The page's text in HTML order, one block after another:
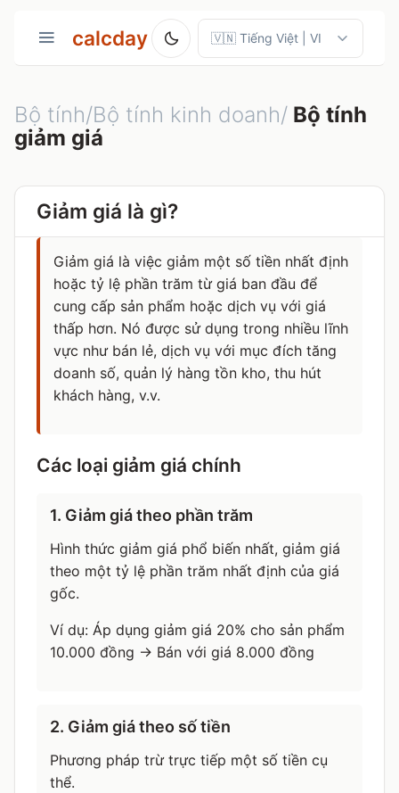
calcday
Bộ tính/Bộ tính kinh doanh/ Bộ tính
giảm giá
Giảm giá là gì?
Giảm giá là việc giảm một số tiền nhất định
hoặc tỷ lệ phần trăm từ giá ban đầu để
cung cấp sản phẩm hoặc dịch vụ với giá
thấp hơn. Nó được sử dụng trong nhiều lĩnh
vực như bán lẻ, dịch vụ với mục đích tăng
doanh số, quản lý hàng tồn kho, thu hút
khách hàng, v.v.
Các loại giảm giá chính
1. Giảm giá theo phần trăm
Hình thức giảm giá phổ biến nhất, giảm giá
theo một tỷ lệ phần trăm nhất định của giá
gốc.
Ví dụ: Áp dụng giảm giá 20% cho sản phẩm
10.000 đồng → Bán với giá 8.000 đồng
2. Giảm giá theo số tiền
Phương pháp trừ trực tiếp một số tiền cụ
thể.